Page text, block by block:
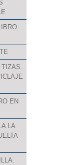
TIZAS.
EN
LA